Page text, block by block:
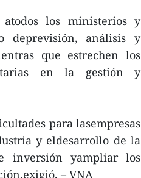
los ministerios y
deprevisión, análisis y
que estrechen los
en la gestión y
para lasempresas
y eldesarrollo de la
inversión yampliar los
– VNA